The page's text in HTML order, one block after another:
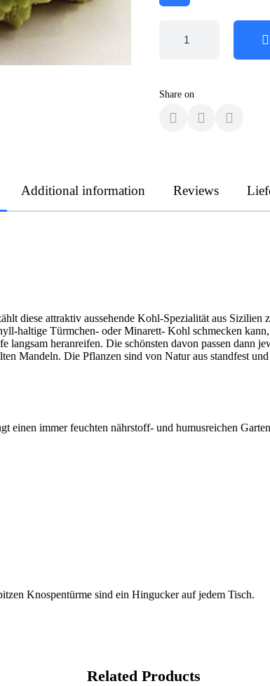
Share on
Additional information Reviews
diese attraktiv aussehende Kohl-Spezialität aus
haltige Türmchen- oder Minarett- Kohl schmecken
heranreifen. Die schönsten davon passen dann
Mandeln. Die Pflanzen sind von Natur aus standfest und
einen immer feuchten nährstoff- und humusreichen
Knospentürme sind ein Hingucker auf jedem Tisch.
Related Products